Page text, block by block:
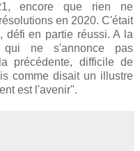
encore que rien ne
en 2020. C'était
défi en partie réussi. A la
ne s'annonce pas
précédente, difficile de
comme disait un illustre
est l'avenir".